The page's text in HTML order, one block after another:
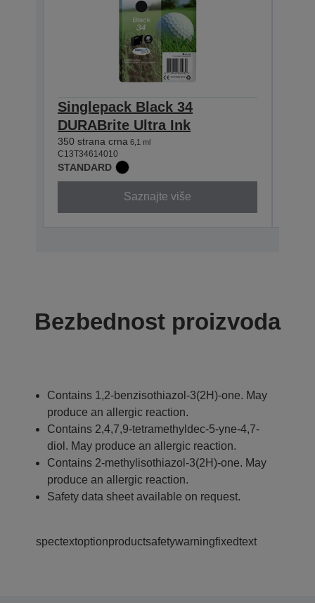
Singlepack Black 34
DURABrite Ultra Ink
350 strana crna 6,1 ml
C13T34614010
STANDARD
Saznajte više
Bezbednost proizvoda
Contains 1,2-benzisothiazol-3(2H)-one. May
produce an allergic reaction.
Contains 2,4,7,9-tetramethyldec-5-yne-4,7-
diol. May produce an allergic reaction.
Contains 2-methylisothiazol-3(2H)-one. May
produce an allergic reaction.
Safety data sheet available on request.
spectextoptionproductsafetywarningfixedtext